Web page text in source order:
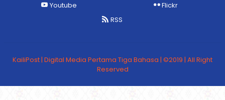
Youtube
Flickr
RSS
KailiPost | Digital Media Pertama Tiga Bahasa | ©2019 | All Right
Reserved